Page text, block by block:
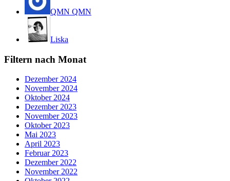
QMN QMN
Liska
Filtern nach Monat
Dezember 2024
November 2024
Oktober 2024
Dezember 2023
November 2023
Oktober 2023
Mai 2023
April 2023
Februar 2023
Dezember 2022
November 2022